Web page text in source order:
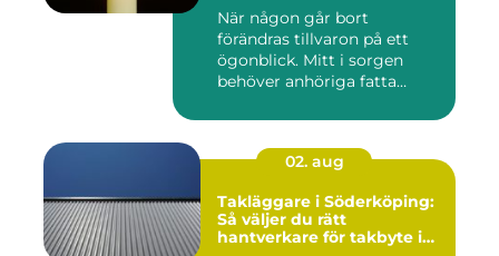
När någon går bort
förändras tillvaron på ett
ögonblick. Mitt i sorgen
behöver anhöriga fatta
02. aug
Takläggare i Söderköping:
Så väljer du rätt
hantverkare för takbyte i